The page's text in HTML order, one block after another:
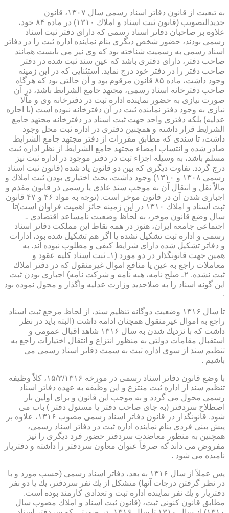
به تبعیت از قانون دفاتر اسناد رسمی سال ۱۳۰۷، قانون
جدیدالتصویب (قانون ثبت اسناد و املاك ۱۳۱۰) در ماده ۸۴ خود،
علاوه بر صاحبان دفاتر اسناد رسمی كه دارای دفتر ثبت اسناد
رسمی بودند، حضور شخص دیگری بنام نماینده اداره ثبت را در دفاتر
اسناد رسمی به رسمیت شناخته بود كه وی نیز می بایست همانند
صاحب دفتر، دارای دفتری باشد كه عین سند ثبت شده در دفتر
صاحب دفتر را در دفتر خود درج نماید. استثنایی كه در این زمینه
وجود داشت، ماده ۸۵ قانون مرقوم بود و آن حالتی بود كه هرگاه
صاحب دفترخانه اسناد رسمی، مجتهد جامع الشرایط باشد، در آن
صورت نیازی به حضور نماینده اداره ثبت در دفترخانه وی و مآلا
نیازی به وجود دفتر نماینده ثبت در آن دفترخانه نبوده است (با اجازه
عدلیه) بلكه دفتری واحد جهت ثبت اسناد در دفترخانه مجتهد جامع
الشرایط قرار داشته و همچنین دفتری در اداره ثبت محل وجود
داشت، تا سندی كه مطابق مقررات از دفتر مجتهد جامع الشرایط
صادر شده و انتساب امضاء مجتهد جامع الشرایط از نظر اداره ثبت
مسلم باشد، به وسیله اجزاء ثبت در دفتر موجود در اداره ثبت نیز
درج گردد. تفاوت دیگری كه بین دو قانون یاد شده (قانون ثبت اسناد
رسمی ۱۳۰۸ و ۱۳۱۰) وجود داشت، بحث اختیاری بودن ثبت املاك و
مالاً نقل و انتقال آن به موجب سند عادی یا رسمی در قانون مقدم و
اجباری شدن آن در قانون موخر است. (توجه به مواد ۴۶ و ۴۷ قانون
ثبت اسناد و املاك ۱۳۱۰ در این زمینه حائز اهمیت فراوان است)تا
سال وضع قانون موخر، به لحاظ وضعیت نامساعد اقتصادی ـ
اجتماعی جامعه ایران، هنوز در همه نقاط این مملكت دفاتر اسناد
رسمی و اداره ثبت تشكیل نشده یا اگر هم تشكیل شده بود، ادارات
و دفاتر تشكیل شده دارای شرایط كیفی و مطلوب نبوده اند. به
همین جهت قانونگذار در دو مورد (۱ـ ثبت اسناد كلیه عقود و
معاملات راجع به عین یا منافع اموال غیرمنقول كه در دفتر املاك
ثبت نشده. ۲ـ صلح نامه، هبه نامه و شركت نامه) اجباری بودن ثبت
این گونه اسناد را به صلاحدید وزارت عدلیه واگذار و محول نموده بود
.
تا سال ۱۳۱۶ وضعیت دوگانه تنظیم سند، از لحاظ مرجع ثبت اسناد
راجع به اموال غیرمنقول همچنان ادامه داشت (البته باید در نظر
داشت كه با نزدیك شدن به سال ۱۳۱۶ شاهد اقبال عمومی و
استقبال مقامات دولتی به منظور انتزاع و انتقال اختیارات راجع به
تنظیم سند از سوی اداره ثبت به سمت دفاتر اسناد رسمی می
باشیم .
با وضع قانون دفاتر اسناد رسمی در مورخه ۱۵/۳/۱۳۱۶، كلاً وظیفه
تنظیم سند از اداره ثبت منتزع و این وظیفه به عهده دفاتر اسناد
رسمی محول می گردد و به موجب این قانون و برای اولین بار
اصطلاح سردفتر (به جای صاحب دفتر یا مسئول دفتر ) باب می
شود. قانونگذار در قانون دفاتر اسناد رسمی مصوب ۱۳۱۶، علاوه بر
پیش بینی فردی بنام نماینده اداره ثبت در دفاتر اسناد رسمی،
همچنین به منظور معاضدت سردفتر حضور فرد دیگری را نیز
مفروض می داند كه صرفاً عنوان معاون سردفتر را داشته و دفتریار
نامیده می شود .
پس عملاً از سال ۱۳۱۶ به بعد، دفاتر اسناد رسمی (حسب مورد و با
در نظر گرفتن درجات آنها) متشكل از یك نفر سردفتر، یك یا دو نفر
دفتریار و یك نفر نماینده اداره ثبت و تعدادی كارمند بوده است.
مطابق قانون كنونی ثبت، (قانون ثبت اسناد و املاك مصوب سال